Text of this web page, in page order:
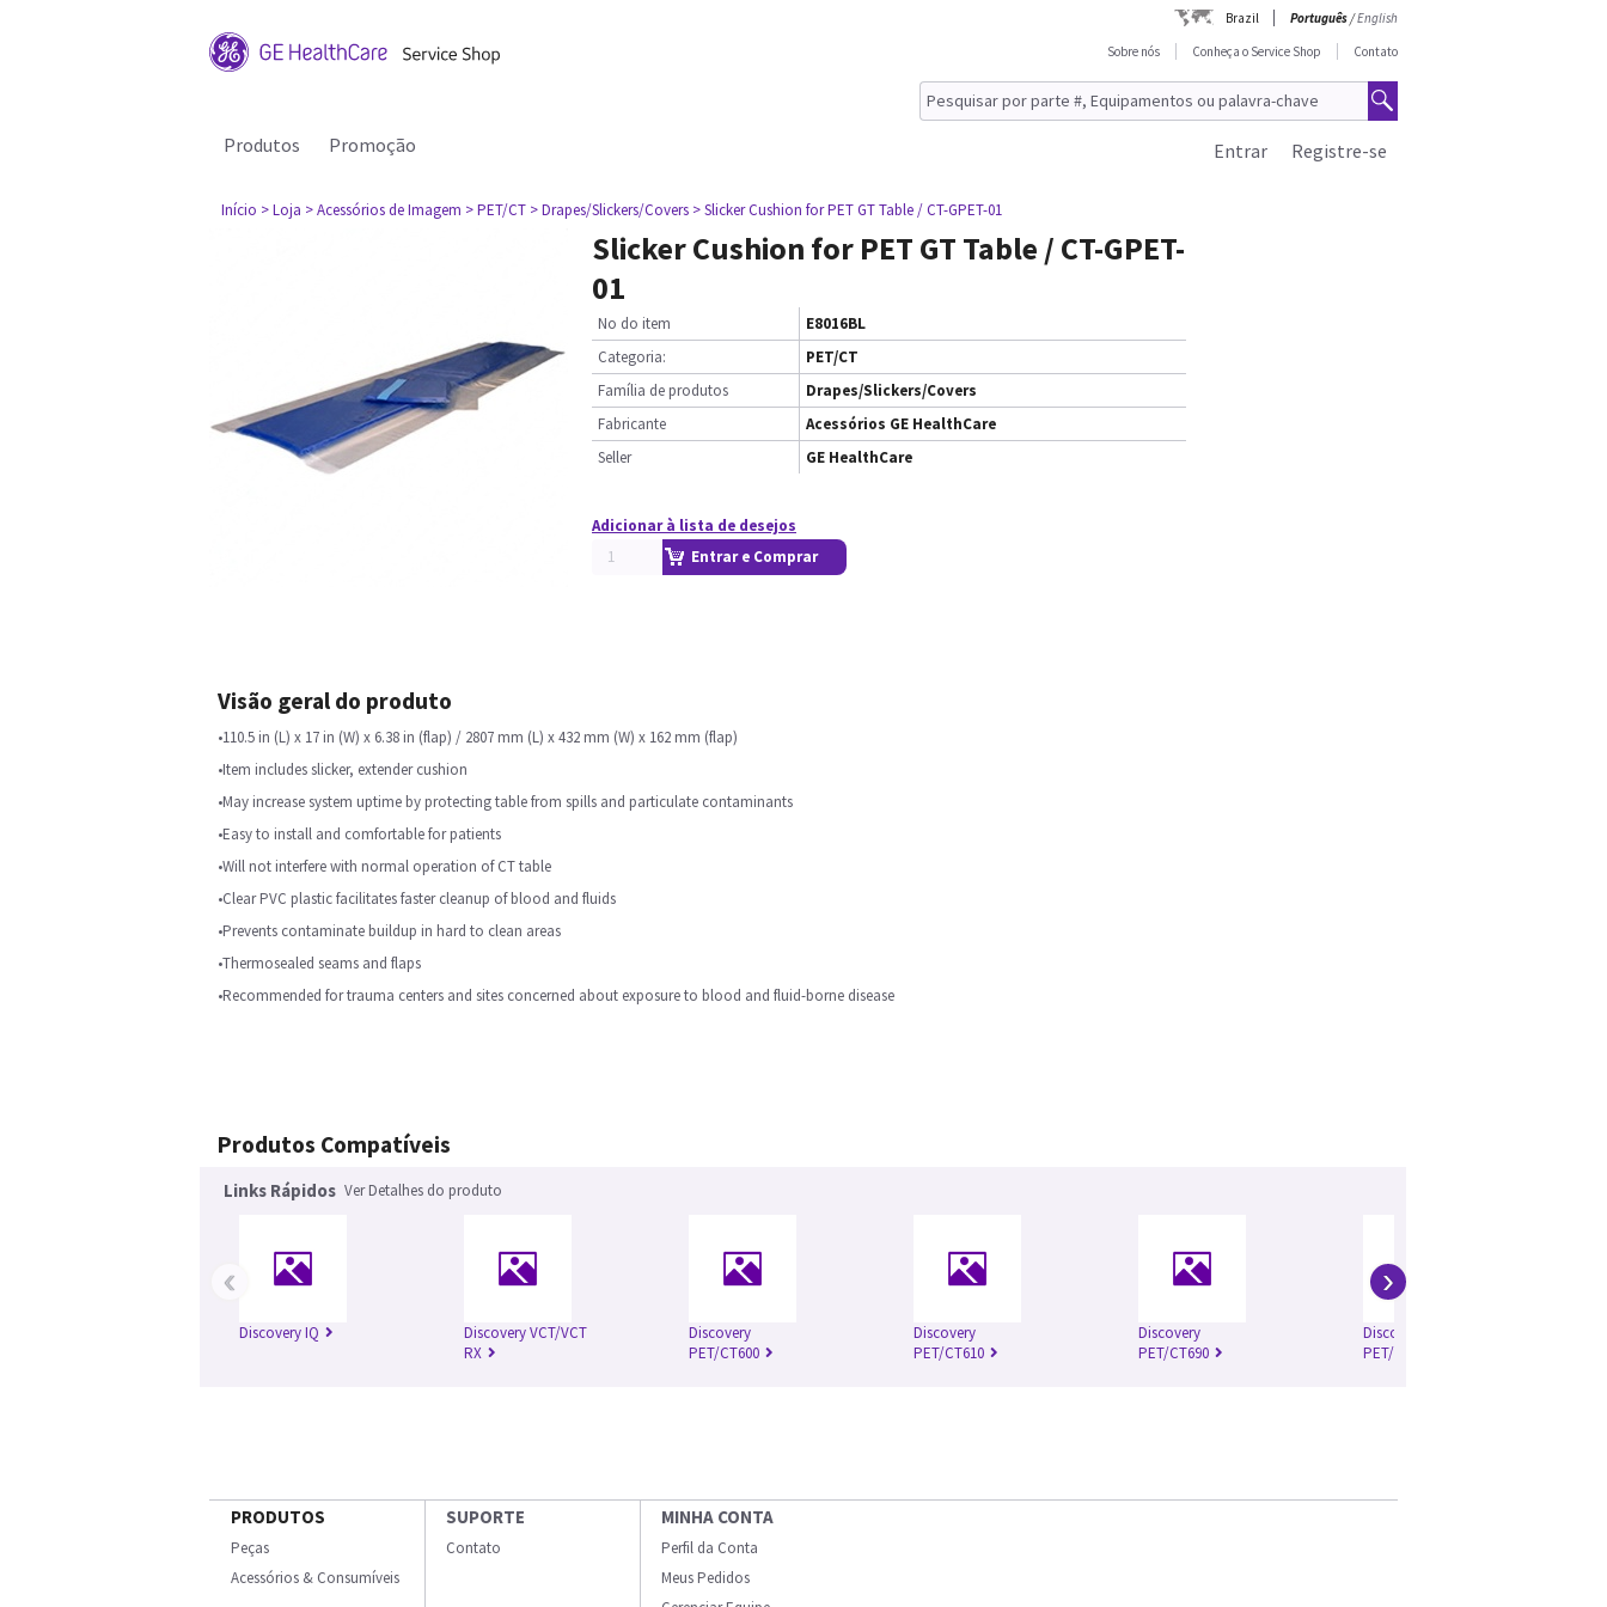
Brazil Português/English
Sobre nós
Conheça o Service Shop Contato
Produtos Promoção Registre-se
Entrar
Início > Loja > Acessórios de Imagem > PET/CT > Drapes/Slickers/Covers > Slicker Cushion for PET GT Table / CT-GPET-01
Slicker Cushion for PET GT Table / CT-GPET-
01
No do item
E8016BL
Categoria:
PET/CT
Família de produtos
Drapes/Slickers/Covers
Fabricante
Acessórios GE HealthCare
Seller
GE HealthCare
Adicionar à lista de desejos
Entrar e Comprar
Visão geral do produto
•110.5 in (L) x 17 in (W) x 6.38 in (flap) / 2807 mm (L) x 432 mm (W) x 162 mm (flap)
•Item includes slicker, extender cushion
•May increase system uptime by protecting table from spills and particulate contaminants
•Easy to install and comfortable for patients
•Will not interfere with normal operation of CT table
•Clear PVC plastic facilitates faster cleanup of blood and fluids
•Prevents contaminate buildup in hard to clean areas
•Thermosealed seams and flaps
•Recommended for trauma centers and sites concerned about exposure to blood and fluid-borne disease
Produtos Compatíveis
Links Rápidos Ver Detalhes do produto
Discovery IQ
Discovery VCT/VCT
RX
Discovery
PET/CT600
Discovery
PET/CT610
Discovery
PET/CT690
Discovery
PET/CT690 ADC
‹ ›
PRODUTOS
Peças
Acessórios & Consumíveis
SUPORTE
Contato
MINHA CONTA
Perfil da Conta
Meus Pedidos